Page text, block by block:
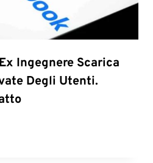
Ingegnere Scarica
Degli Utenti.